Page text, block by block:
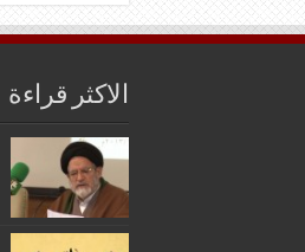
الاكثر قراءة